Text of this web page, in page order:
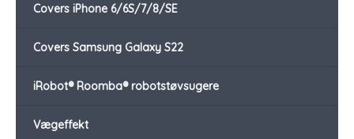
Covers iPhone 6/6S/7/8/SE
Covers Samsung Galaxy S22
iRobot® Roomba® robotstøvsugere
Vægeffekt